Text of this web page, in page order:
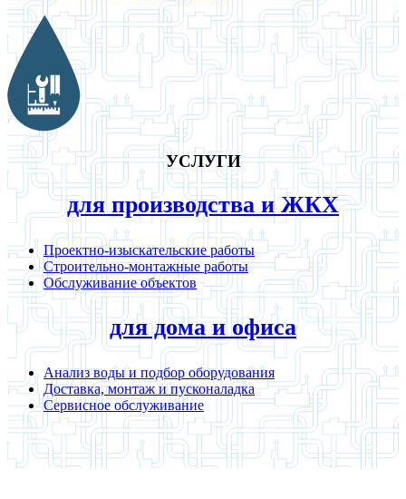
УСЛУГИ
для производства и ЖКХ
Проектно-изыскательские работы
Строительно-монтажные работы
Обслуживание объектов
для дома и офиса
Анализ воды и подбор оборудования
Доставка, монтаж и пусконаладка
Сервисное обслуживание